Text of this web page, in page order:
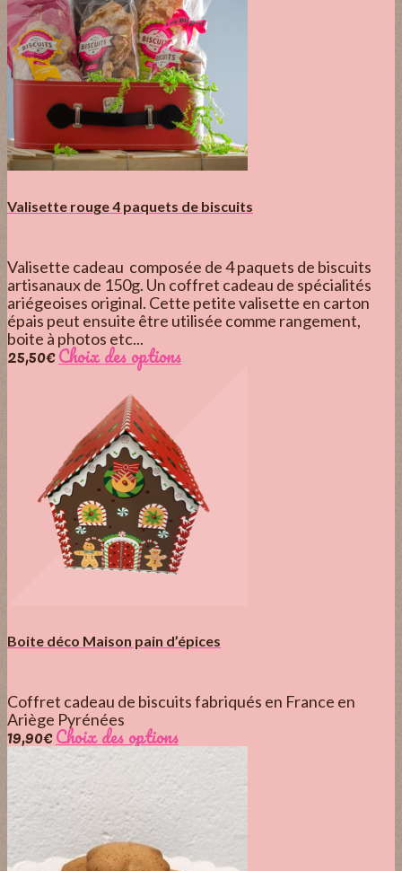
Valisette rouge 4 paquets de biscuits
Valisette cadeau composée de 4 paquets de biscuits
artisanaux de 150g. Un coffret cadeau de spécialités
ariégeoises original. Cette petite valisette en carton
épais peut ensuite être utilisée comme rangement,
boite à photos etc...
25,50€Choix des options
Boite déco Maison pain d’épices
Coffret cadeau de biscuits fabriqués en France en
Ariège Pyrénées
19,90€Choix des options